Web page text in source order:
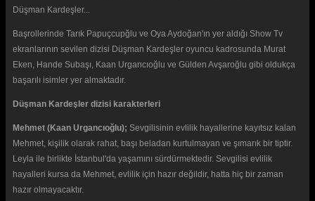
Düşman Kardeşler...
Başrollerinde Tarık Papuçcupğlu ve Oya Aydoğan'ın yer aldığı Show Tv
ekranlarının sevilen dizisi Düşman Kardeşler oyuncu kadrosunda Murat
Eken, Hande Subaşı, Kaan Urgancıoğlu ve Gülden Avşaroğlu gibi oldukça
başarılı isimler yer almaktadır.
Düşman Kardeşler dizisi karakterleri
Mehmet (Kaan Urgancıoğlu); Sevgilisinin evlilik hayallerine kayıtsız kalan
Mehmet, kişilik olarak rahat, başı beladan kurtulmayan ve şımarık bir tiptir.
Leyla ile birlikte İstanbul'da yaşamını sürdürmektedir. Sevgilisi evlilik
hayalleri kursa da Mehmet, evlilik için hazır değildir, hatta hiç bir zaman
hazır olmayacaktır.